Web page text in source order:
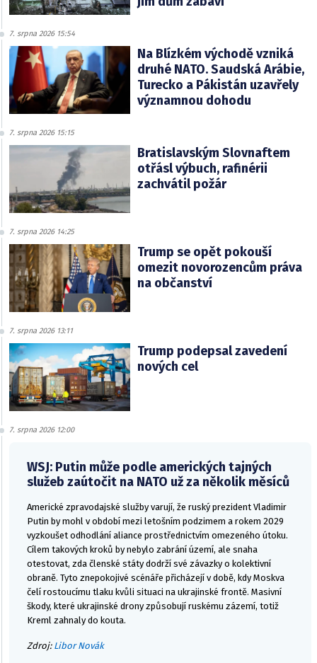
7. srpna 2026 15:54
Na Blízkém východě vzniká
druhé NATO. Saudská Arábie,
Turecko a Pákistán uzavřely
významnou dohodu
7. srpna 2026 15:15
Bratislavským Slovnaftem
otřásl výbuch, rafinérii
zachvátil požár
7. srpna 2026 14:25
Trump se opět pokouší
omezit novorozencům práva
na občanství
7. srpna 2026 13:11
Trump podepsal zavedení
nových cel
7. srpna 2026 12:00
WSJ: Putin může podle amerických tajných
služeb zaútočit na NATO už za několik měsíců
Americké zpravodajské služby varují, že ruský prezident Vladimir
Putin by mohl v období mezi letošním podzimem a rokem 2029
vyzkoušet odhodlání aliance prostřednictvím omezeného útoku.
Cílem takových kroků by nebylo zabrání území, ale snaha
otestovat, zda členské státy dodrží své závazky o kolektivní
obraně. Tyto znepokojivé scénáře přicházejí v době, kdy Moskva
čelí rostoucímu tlaku kvůli situaci na ukrajinské frontě. Masivní
škody, které ukrajinské drony způsobují ruskému zázemí, totiž
Kreml zahnaly do kouta.
Zdroj: Libor Novák